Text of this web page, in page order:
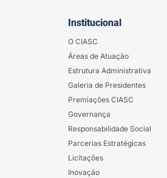
Institucional
O CIASC
Áreas de Atuação
Estrutura Administrativa
Galeria de Presidentes
Premiações CIASC
Governança
Responsabilidade Social
Parcerias Estratégicas
Licitações
Inovação